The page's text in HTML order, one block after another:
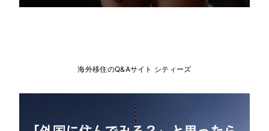
海外移住のQ&Aサイト シティーズ